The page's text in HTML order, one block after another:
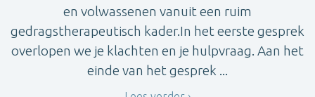
en volwassenen vanuit een ruim
gedragstherapeutisch kader.In het eerste gesprek
overlopen we je klachten en je hulpvraag. Aan het
einde van het gesprek ...